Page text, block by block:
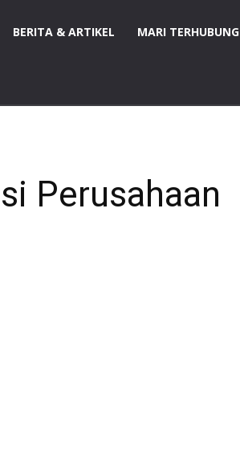
BERITA & ARTIKEL MARI TERHUBUNG
Perusahaan